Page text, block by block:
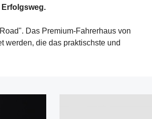
Das Premium-Fahrerhaus von
werden, die das praktischste und